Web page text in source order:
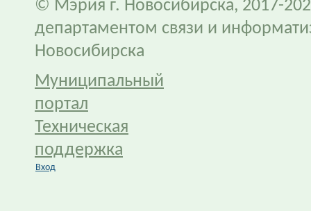
© Мэрия г. Новосибирска, 2017-
департаментом связи и
Новосибирска
Муниципальный
портал
Техническая
поддержка
Вход